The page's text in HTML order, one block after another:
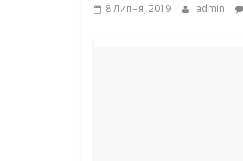
8 Липня, 2019 admin